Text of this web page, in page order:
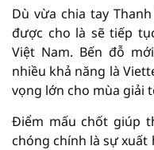
Dù vừa chia tay
được cho là sẽ tiếp
Việt Nam. Bến đỗ
nhiều khả năng là
vọng lớn cho mùa giải
Điểm mấu chốt giúp
chóng chính là sự xuất